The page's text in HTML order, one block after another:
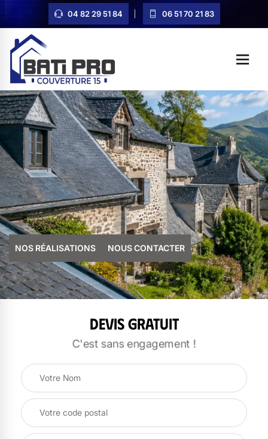
04 82 29 51 84 06 51 70 21 83
NOS RÉALISATIONS NOUS CONTACTER
Devis gratuit
C'est sans engagement !